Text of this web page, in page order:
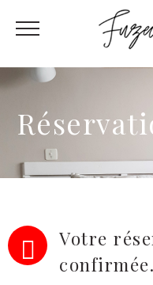
Votre
confirmée.